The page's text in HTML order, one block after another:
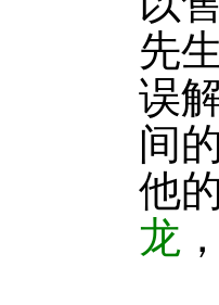
先
误
间
他
龙